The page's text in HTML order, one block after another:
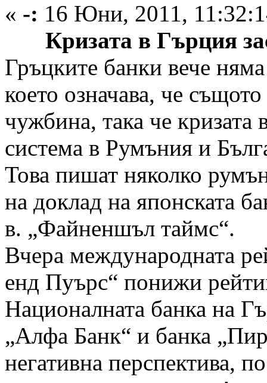
« -: 16 Юни, 2011,
Кризата в Гърция
Гръцките банки вече
което означава, че
чужбина, така че кризата
система в Румъния и
Това пишат няколко
на доклад на японската
в. „Файненшъл таймс“.
Вчера международната
енд Пуърс“ понижи
Националната банка на
„Алфа Банк“ и банка
негативна перспектива,